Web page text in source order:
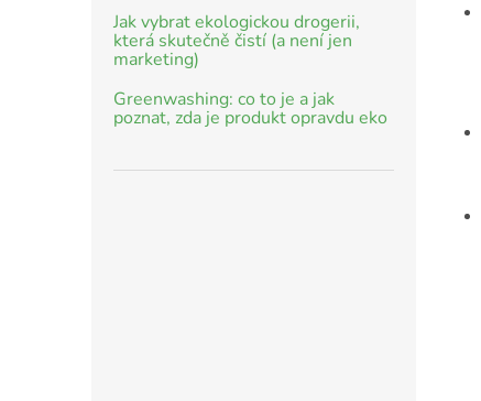
Jak vybrat ekologickou drogerii,
která skutečně čistí (a není jen
marketing)
Greenwashing: co to je a jak
poznat, zda je produkt opravdu eko